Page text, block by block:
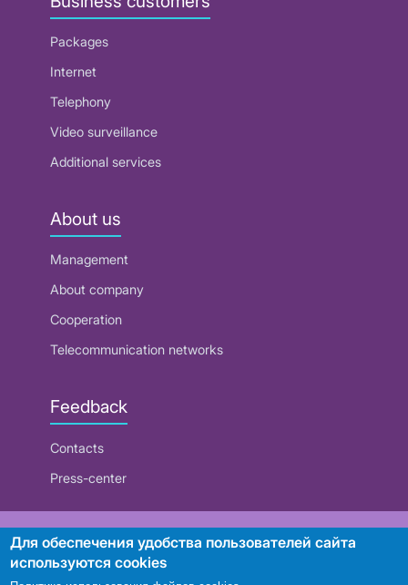
Packages
Internet
Telephony
Video surveillance
Additional services
About us
Management
About company
Cooperation
Telecommunication networks
Feedback
Contacts
Press-center
RUE "Beltelecom"
Для обеспечения удобства пользователей сайта
используются cookies